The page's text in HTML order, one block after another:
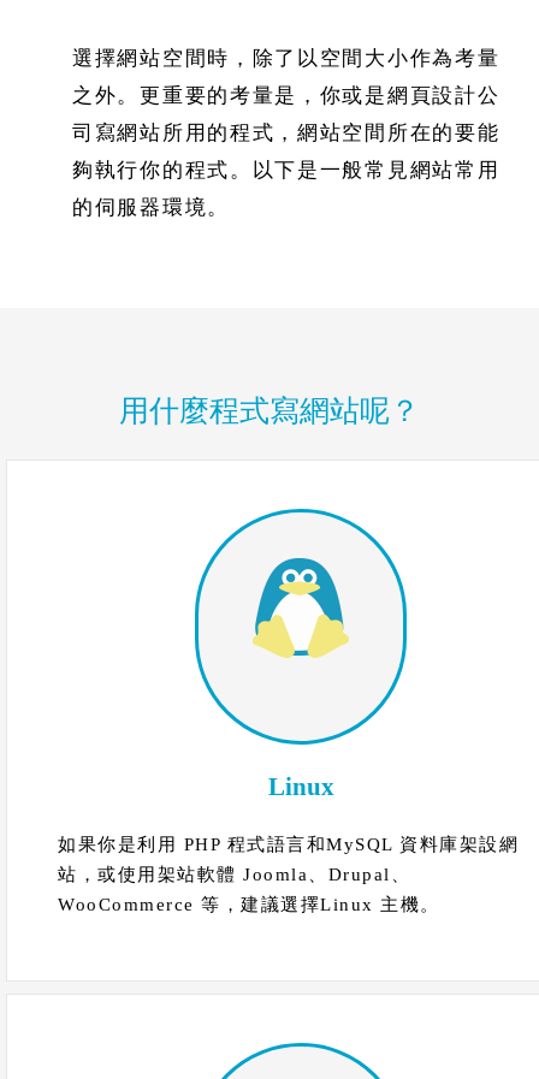
選擇網站空間時，除了以空間大小作為考量
之外。更重要的考量是，你或是網頁設計公
司寫網站所用的程式，網站空間所在的要能
夠執行你的程式。以下是一般常見網站常用
的伺服器環境。
用什麼程式寫網站呢？
Linux
如果你是利用 PHP 程式語言和MySQL 資料庫架設網
站，或使用架站軟體 Joomla、Drupal、
WooCommerce 等，建議選擇Linux 主機。